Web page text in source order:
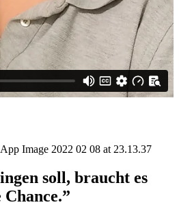
soll, braucht es